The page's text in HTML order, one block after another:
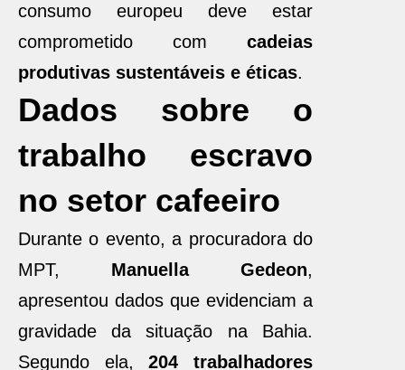
consumo europeu deve estar
comprometido com cadeias
produtivas sustentáveis e éticas.
Dados sobre o
trabalho escravo
no setor cafeeiro
Durante o evento, a procuradora do
MPT, Manuella Gedeon,
apresentou dados que evidenciam a
gravidade da situação na Bahia.
Segundo ela,204 trabalhadores